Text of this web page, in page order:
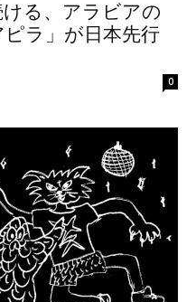
る、アラビアの
ラ」が日本先行
0